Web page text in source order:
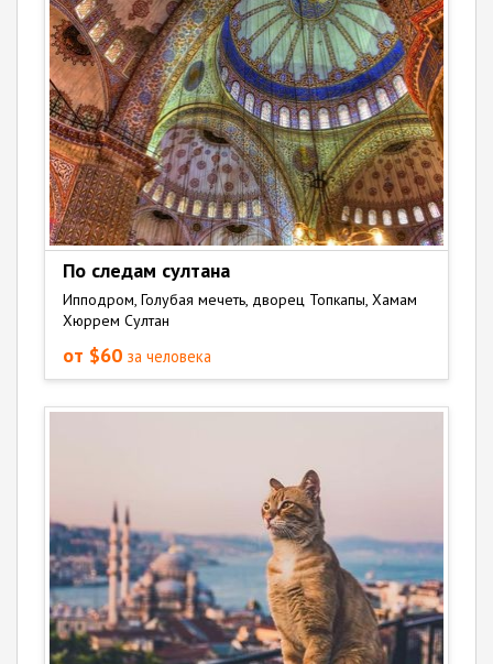
По следам султана
Ипподром, Голубая мечеть, дворец Топкапы, Хамам
Хюррем Султан
от $60 за человека